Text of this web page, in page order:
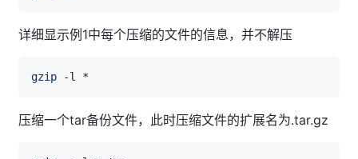
详细显示例1中每个压缩的文件的信息，并不解压
gzip
压缩一个tar备份文件，此时压缩文件的扩展名为.tar.gz